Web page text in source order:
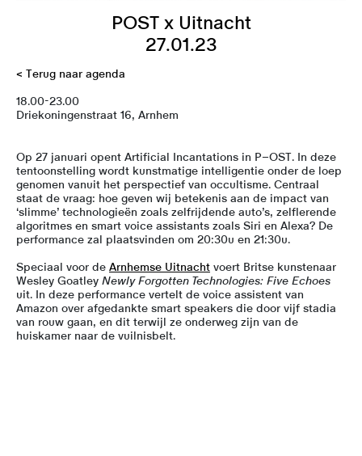
POST x Uitnacht
27.01.23
< Terug naar agenda
18.00-23.00
Driekoningenstraat 16, Arnhem
Op 27 januari opent Artificial Incantations in P–OST. In deze
tentoonstelling wordt kunstmatige intelligentie onder de loep
genomen vanuit het perspectief van occultisme. Centraal
staat de vraag: hoe geven wij betekenis aan de impact van
‘slimme’ technologieën zoals zelfrijdende auto’s, zelflerende
algoritmes en smart voice assistants zoals Siri en Alexa? De
performance zal plaatsvinden om 20:30u en 21:30u.
Speciaal voor de Arnhemse Uitnacht voert Britse kunstenaar
Wesley Goatley Newly Forgotten Technologies: Five Echoes
uit. In deze performance vertelt de voice assistent van
Amazon over afgedankte smart speakers die door vijf stadia
van rouw gaan, en dit terwijl ze onderweg zijn van de
huiskamer naar de vuilnisbelt.